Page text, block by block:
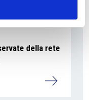
della rete